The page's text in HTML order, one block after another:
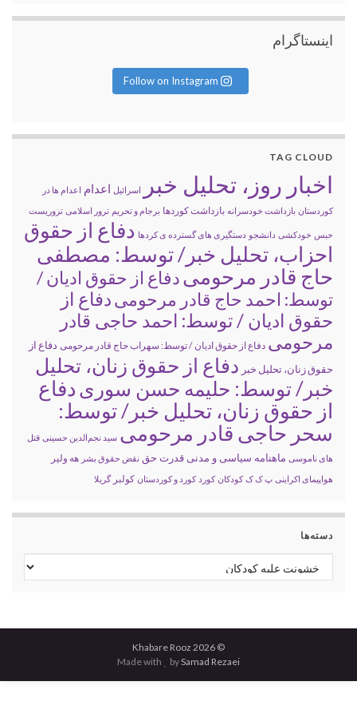
اینستاگرام
Follow on Instagram
TAG CLOUD
اخبار روز، تحلیل خبر اسرائیل اعدام اعدام ها در
کوردستان بازداشت خودسرانه بازداشت کوردها برجام و تحریم ترور اسلامی تروریست
حبس خودکشی دانشجو دستگیری های گسترده ی کردها دفاع از حقوق
احزاب، تحلیل خبر/ توسط: مصطفی
حاج قادر مرحومیدفاع از حقوق ادیان /
توسط: احمد حاج قادر مرحومیدفاع از
حقوق ادیان / توسط: احمد حاجی قادر
مرحومی دفاع از حقوق ادیان / توسط: سهراب حاج قادر مرحومی دفاع از
حقوق زنان، تحلیل خبر دفاع از حقوق زنان، تحلیل
خبر/ توسط: حلیمه حسن سوری دفاع
از حقوق زنان، تحلیل خبر/ توسط:
سحر حاجی قادر مرحومی سید نجم‌الدین حسینی قتل
های ناموسی ماهنامه سیاسی و مدنی قدرت حق نقض حقوق بشر هه ولیر
هواپیمای اکراینی پ ک ک کودکان کورد کورد و کوردستان کولبر گریلا
دسته‌ها
© 2026 Khabare Rooz
Made with
bySamad Rezaei